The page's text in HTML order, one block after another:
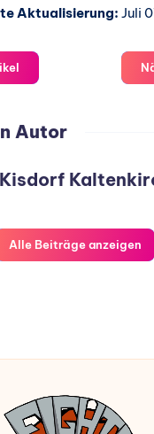
Aktualisierung: Juli
Autor
Kisdorf
Alle Beiträge anzeigen